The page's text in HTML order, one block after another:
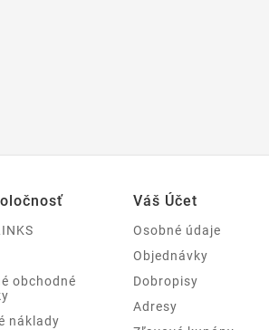
obchodné
náklady
Váš Účet
Osobné údaje
Objednávky
Dobropisy
Adresy